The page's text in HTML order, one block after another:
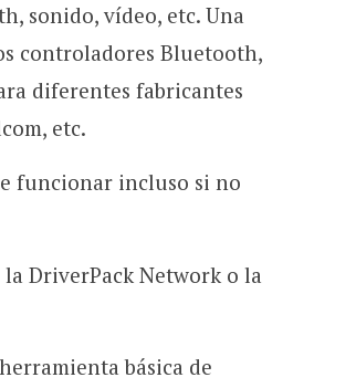
sonido, vídeo, etc. Una
controladores Bluetooth,
diferentes fabricantes
etc.
funcionar incluso si no
DriverPack Network o la
básica de